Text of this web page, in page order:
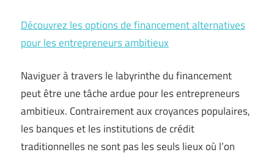
Découvrez les options de financement alternatives
pour les entrepreneurs ambitieux
Naviguer à travers le labyrinthe du financement
peut être une tâche ardue pour les entrepreneurs
ambitieux. Contrairement aux croyances populaires,
les banques et les institutions de crédit
traditionnelles ne sont pas les seuls lieux où l’on